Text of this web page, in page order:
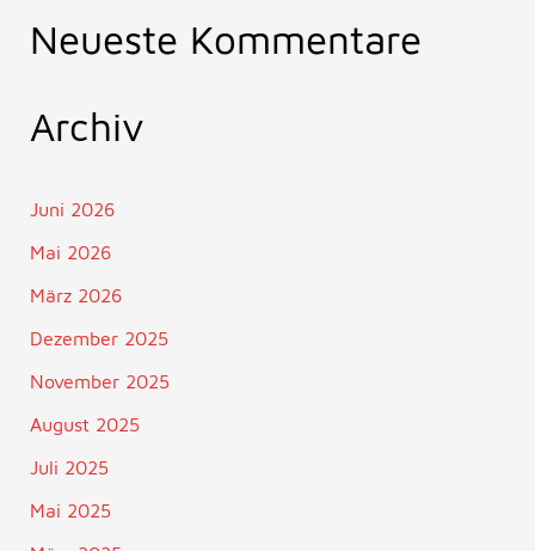
Neueste Kommentare
Archiv
Juni 2026
Mai 2026
März 2026
Dezember 2025
November 2025
August 2025
Juli 2025
Mai 2025